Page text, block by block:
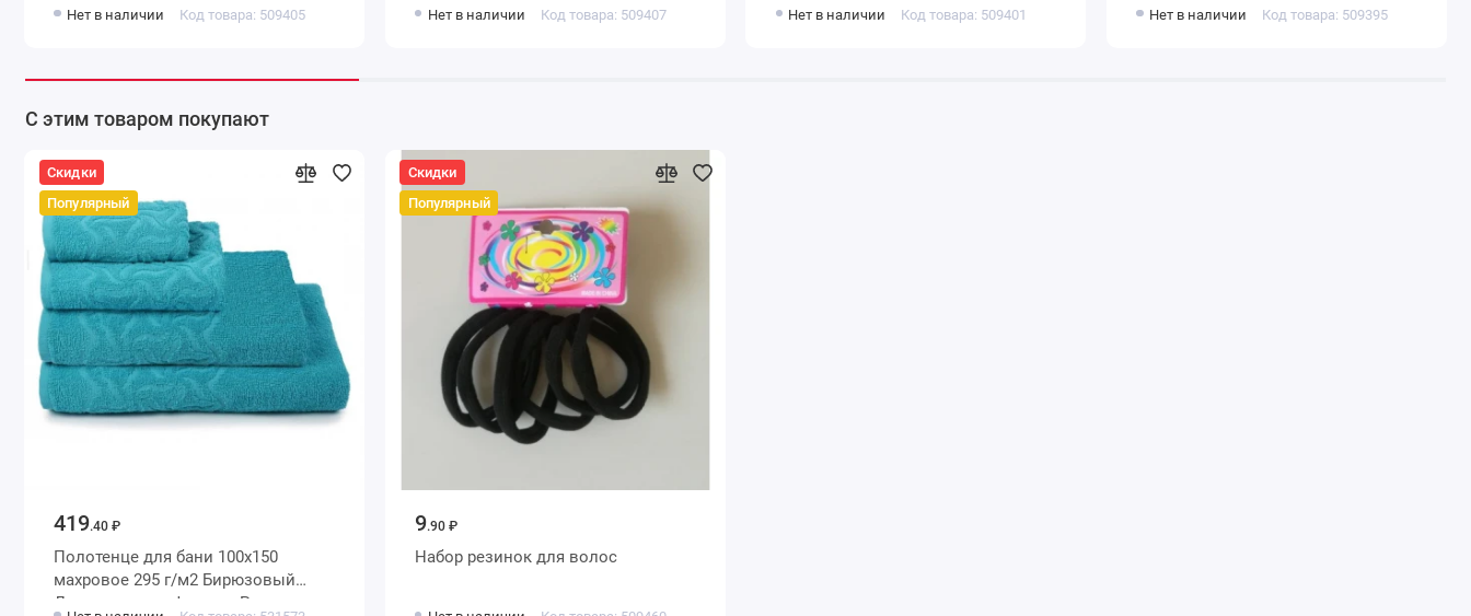
Нет в наличии Код товара: 509405 Нет в наличии Код товара: 509407 Нет в наличии Код товара: 509401 Нет в наличии Код товара: 509395
С этим товаром покупают
Скидки
Популярный
419.40 ₽
Полотенце для бани 100х150
махровое 295 г/м2 Бирюзовый
Донецкая мануфактура Радуга
Скидки
Популярный
9.90 ₽
Набор резинок для волос